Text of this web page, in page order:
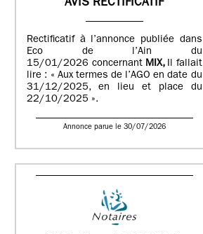
AVIS RECTIFICATIF
Rectificatif à l’annonce publiée dans
Eco de l’Ain du
15/01/2026 concernant MIX, Il fallait
lire : « Aux termes de l’AGO en date du
31/12/2025, en lieu et place du
22/10/2025 ».
Annonce parue le 30/07/2026